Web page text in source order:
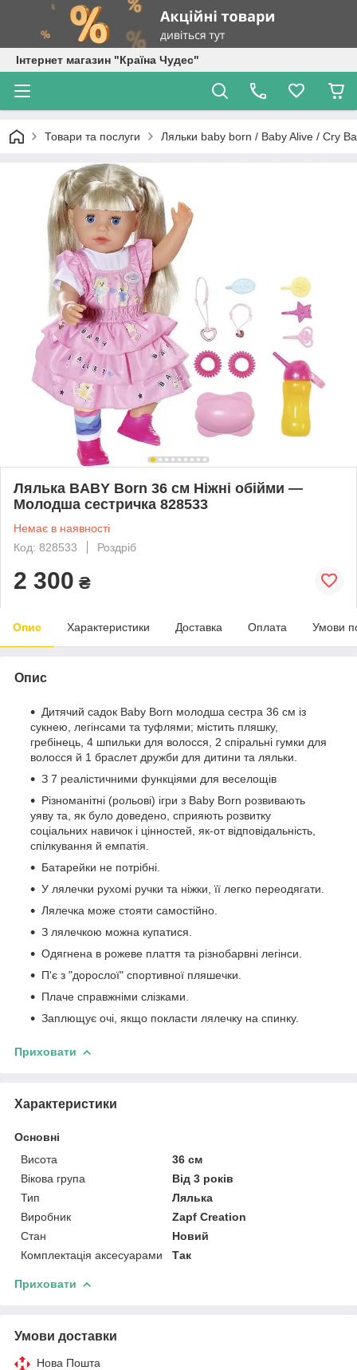
Інтернет магазин "Країна Чудес"
Товари та послуги Ляльки baby born / Baby Alive / Cry
Лялька BABY Born 36 см Ніжні обійми —
Молодша сестричка 828533
Немає в наявності
Код: 828533
Роздріб
2 300 ₴
Опис Характеристики Доставка Оплата Умови
Опис
Дитячий садок Baby Born молодша сестра 36 см із
сукнею, легінсами та туфлями; містить пляшку,
гребінець, 4 шпильки для волосся, 2 спіральні гумки для
волосся й 1 браслет дружби для дитини та ляльки.
З 7 реалістичними функціями для веселощів
Різноманітні (рольові) ігри з Baby Born розвивають
уяву та, як було доведено, сприяють розвитку
соціальних навичок і цінностей, як-от відповідальність,
спілкування й емпатія.
Батарейки не потрібні.
У лялечки рухомі ручки та ніжки, її легко переодягати.
Лялечка може стояти самостійно.
З лялечкою можна купатися.
Одягнена в рожеве плаття та різнобарвні легінси.
П'є з "дорослої" спортивної пляшечки.
Плаче справжніми слізками.
Заплющує очі, якщо покласти лялечку на спинку.
Приховати
Характеристики
Основні
Висота
36 см
Вікова група
Від 3 років
Тип
Лялька
Виробник
Zapf Creation
Стан
Новий
Комплектація аксесуарами
Так
Приховати
Умови доставки
Нова Пошта